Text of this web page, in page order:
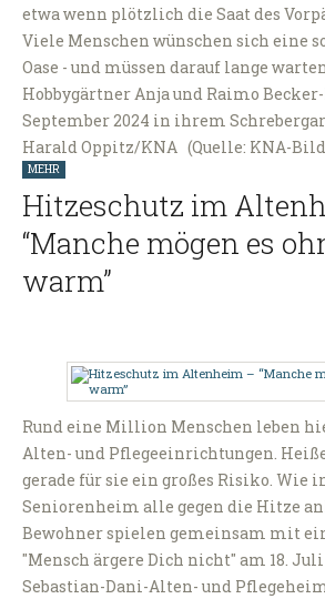
etwa wenn plötzlich die Saat des
Viele Menschen wünschen sich eine
Oase - und müssen darauf lange
Hobbygärtner Anja und Raimo
September 2024 in ihrem
Harald Oppitz/KNA (Quelle: KNA-
MEHR
Hitzeschutz im
“Manche mögen es
warm”
Rund eine Million Menschen leben
Alten- und Pflegeeinrichtungen.
gerade für sie ein großes Risiko. Wie
Seniorenheim alle gegen die Hitze
Bewohner spielen gemeinsam mit
"Mensch ärgere Dich nicht" am 18.
Sebastian-Dani-Alten- und